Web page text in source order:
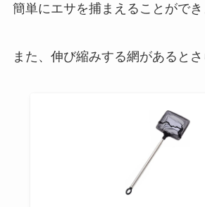
簡単にエサを捕まえることができ
また、伸び縮みする網があると